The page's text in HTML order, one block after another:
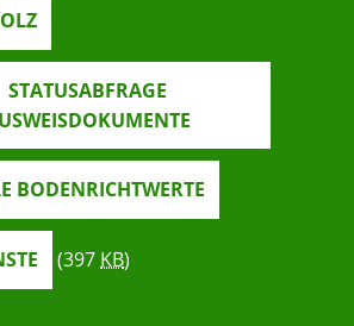
STATUSABFRAGE
BODENRICHTWERTE
(397 KB)